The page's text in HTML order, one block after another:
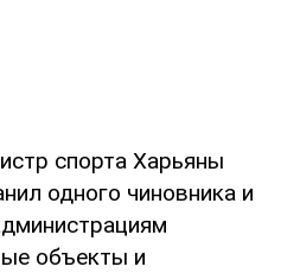
спорта Харьяны
одного чиновника и
объекты и